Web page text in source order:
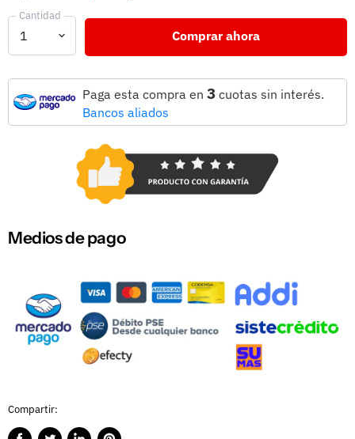
Cantidad
Comprar ahora
Paga esta compra en 3 cuotas sin interés.
Bancos aliados
Medios de pago
Compartir: